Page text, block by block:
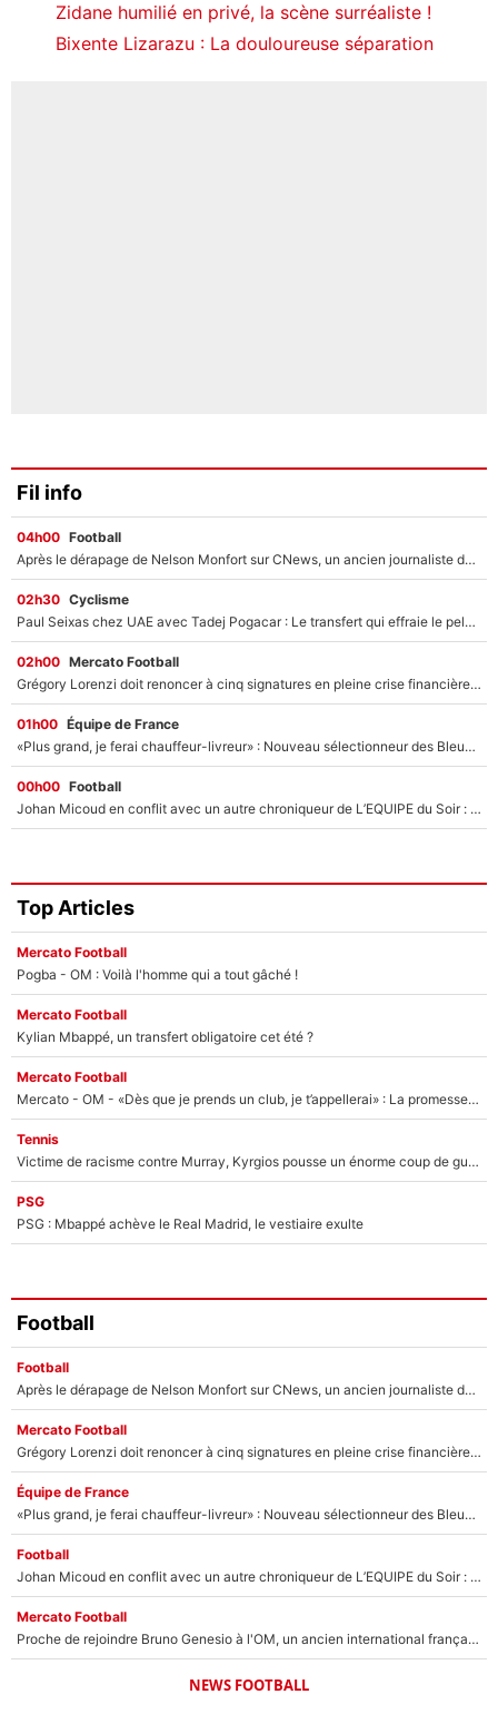
Zidane humilié en privé, la scène surréaliste !
Bixente Lizarazu : La douloureuse séparation
Fil info
04h00 Football
Après le dérapage de Nelson Monfort sur CNews, un ancien journaliste de France Télévisions relance la polémique sur les incendies en Gironde
02h30 Cyclisme
Paul Seixas chez UAE avec Tadej Pogacar : Le transfert qui effraie le peloton, «c’est la pire des choses qui puisse arriver»
02h00 Mercato Football
Grégory Lorenzi doit renoncer à cinq signatures en pleine crise financière : L’IA propose sept noms à l’OM pour un mercato réussi... à seulement 5M€ !
01h00 Équipe de France
«Plus grand, je ferai chauffeur-livreur» : Nouveau sélectionneur des Bleus, Zinédine Zidane s’était imaginé un avenir très différent lorsqu'il était enfant
00h00 Football
Johan Micoud en conflit avec un autre chroniqueur de L’EQUIPE du Soir : «Pendant un moment, je ne les ai pas remis ensemble dans l'émission»
Top Articles
Mercato Football
Pogba - OM : Voilà l'homme qui a tout gâché !
Mercato Football
Kylian Mbappé, un transfert obligatoire cet été ?
Mercato Football
Mercato - OM - «Dès que je prends un club, je t’appellerai» : La promesse de Marcelino au moment de claquer la porte
Tennis
Victime de racisme contre Murray, Kyrgios pousse un énorme coup de gueule !
PSG
PSG : Mbappé achève le Real Madrid, le vestiaire exulte
Football
Football
Après le dérapage de Nelson Monfort sur CNews, un ancien journaliste de France Télévisions relance la polémique sur les incendies en Gironde
Mercato Football
Grégory Lorenzi doit renoncer à cinq signatures en pleine crise financière : L’IA propose sept noms à l’OM pour un mercato réussi... à seulement 5M€ !
Équipe de France
«Plus grand, je ferai chauffeur-livreur» : Nouveau sélectionneur des Bleus, Zinédine Zidane s’était imaginé un avenir très différent lorsqu'il était enfant
Football
Johan Micoud en conflit avec un autre chroniqueur de L’EQUIPE du Soir : «Pendant un moment, je ne les ai pas remis ensemble dans l'émission»
Mercato Football
Proche de rejoindre Bruno Genesio à l'OM, un ancien international français va finalement débarquer... sur RMC !
NEWS FOOTBALL